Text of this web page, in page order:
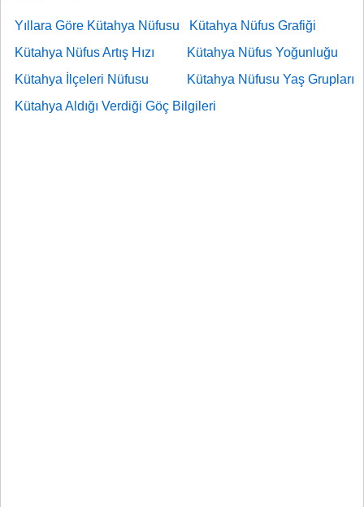
Yıllara Göre Kütahya Nüfusu
Kütahya Nüfus Grafiği
Kütahya Nüfus Artış Hızı
Kütahya Nüfus Yoğunluğu
Kütahya İlçeleri Nüfusu
Kütahya Nüfusu Yaş Grupları
Kütahya Aldığı Verdiği Göç Bilgileri